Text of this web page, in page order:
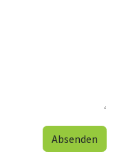
Absenden